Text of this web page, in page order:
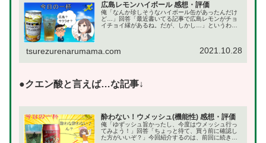
広島レモンハイボール 感想・評価
俺「なんか珍しそうなハイボール缶があったんだけ
ど…」回答「最近書いてる記事で広島レモンがチョ
イチョイ縁があるね。だが、しかし…」というわけ
tsurezurenarumama.com 2021.10.28
●クエン酸と言えば…な記事↓
酔わない！ウメッシュ(機能性) 感想・評価
俺「ゆずッシュ旨かったし、今度はウメッシュ行っ
てみよう！」回答「ちょっと待て、買う前に確認し
た方がいいぞ？」今回紹介するのは、前回に続き